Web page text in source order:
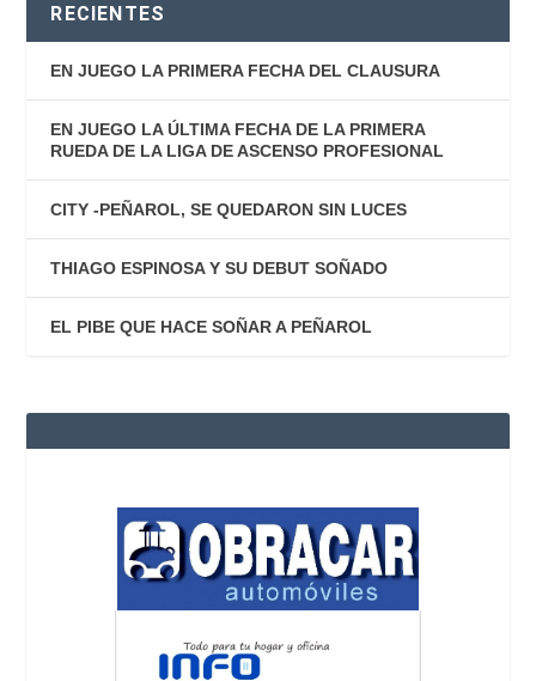
RECIENTES
EN JUEGO LA PRIMERA FECHA DEL CLAUSURA
EN JUEGO LA ÚLTIMA FECHA DE LA PRIMERA
RUEDA DE LA LIGA DE ASCENSO PROFESIONAL
CITY -PEÑAROL, SE QUEDARON SIN LUCES
THIAGO ESPINOSA Y SU DEBUT SOÑADO
EL PIBE QUE HACE SOÑAR A PEÑAROL